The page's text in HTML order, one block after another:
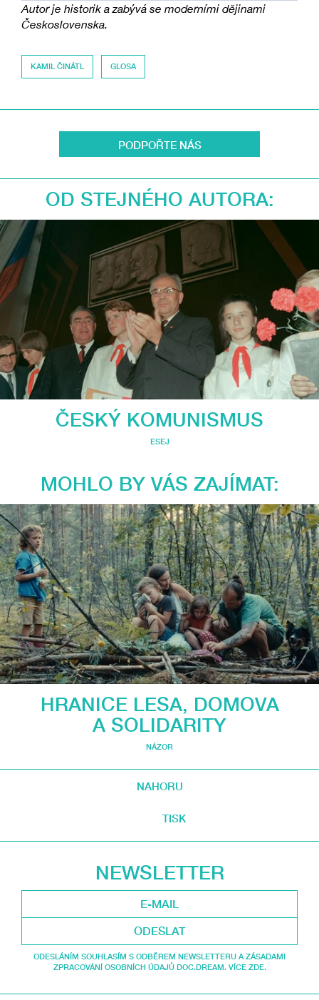
Autor je historik a zabývá se moderními dějinami
Československa.
KAMIL ČINÁTL GLOSA
PODPOŘTE NÁS
OD STEJNÉHO AUTORA:
ČESKÝ KOMUNISMUS
ESEJ
MOHLO BY VÁS ZAJÍMAT:
HRANICE LESA, DOMOVA
A SOLIDARITY
NÁZOR
NAHORU
TISK
NEWSLETTER
ODESLAT
ODESLÁNÍM SOUHLASÍM S ODBĚREM NEWSLETTERU A ZÁSADAMI
ZPRACOVÁNÍ OSOBNÍCH ÚDAJŮ DOC.DREAM. VÍCE ZDE.